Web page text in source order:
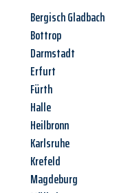
Bergisch Gladbach
Bottrop
Darmstadt
Erfurt
Fürth
Halle
Heilbronn
Karlsruhe
Krefeld
Magdeburg